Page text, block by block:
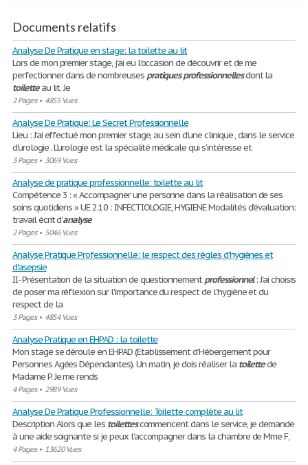
Documents relatifs
Analyse De Pratique en stage: la toilette au lit
Lors de mon premier stage, j’ai eu l’occasion de découvrir et de me
perfectionner dans de nombreuses pratiques professionnellesdont la
toiletteau lit. Je
2 Pages• 4855 Vues
Analyse De Pratique: Le Secret Professionnelle
Lieu : J’ai effectué mon premier stage, au sein d'une clinique , dans le service
d'urologie . L’urologie est la spécialité médicale qui s’intéresse et
3 Pages• 3069 Vues
Analyse de pratique professionnelle: toilette au lit
Compétence 3 : « Accompagner une personne dans la réalisation de ses
soins quotidiens » UE 2.10 : INFECTIOLOGIE, HYGIENE Modalités d'évaluation:
travail écrit d'analyse
2 Pages• 5046 Vues
Analyse Pratique Professionnelle: le respect des règles d'hygiènes et
d'asepsie
II- Présentation de la situation de questionnementprofessionnel: J'ai choisis
de poser ma réflexion sur l'importance du respect de l'hygiène et du
respect de la
3 Pages• 4854 Vues
Analyse Pratique en EHPAD : la toilette
Mon stage se déroule en EHPAD (Etablissement d’Hébergement pour
Personnes Agées Dépendantes). Un matin, je dois réaliser la toilettede
Madame P. Je me rends
4 Pages• 2989 Vues
Analyse De Pratique Professionnelle: Toilette complète au lit
Description Alors que les toilettescommencent dans le service, je demande
à une aide soignante si je peux l’accompagner dans la chambre de Mme F,
4 Pages• 13620 Vues